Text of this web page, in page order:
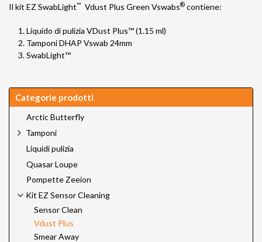
Il kit EZ SwabLight™ Vdust Plus Green Vswabs® contiene:
Liquido di pulizia VDust Plus™ (1.15 ml)
Tamponi DHAP Vswab 24mm
SwabLight™
Categorie prodotti
Arctic Butterfly
Tamponi
Liquidi pulizia
Quasar Loupe
Pompette Zeeion
Kit EZ Sensor Cleaning
Sensor Clean
Vdust Plus
Smear Away